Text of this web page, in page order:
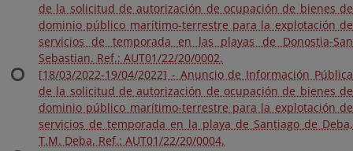
de la solicitud de autorización de ocupación de bienes de
dominio público marítimo-terrestre para la explotación de
servicios de temporada en las playas de Donostia-San
Sebastian. Ref.: AUT01/22/20/0002.
[18/03/2022-19/04/2022] - Anuncio de Información Pública
de la solicitud de autorización de ocupación de bienes de
dominio público marítimo-terrestre para la explotación de
servicios de temporada en la playa de Santiago de Deba,
T.M. Deba. Ref.: AUT01/22/20/0004.